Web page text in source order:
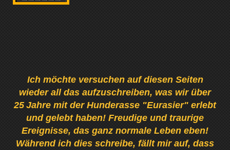
Ich möchte versuchen auf diesen Seiten
wieder all das aufzuschreiben, was wir über
25 Jahre mit der Hunderasse "Eurasier" erlebt
und gelebt haben! Freudige und traurige
Ereignisse, das ganz normale Leben eben!
Während ich dies schreibe, fällt mir auf, dass